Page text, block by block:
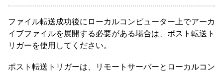
ファイル転送成功後にローカルコンピューター上でアーカ
イブファイルを展開する必要がある場合は、ポスト転送ト
リガーを使用してください。
ポスト転送トリガーは、リモートサーバーとローカルコン